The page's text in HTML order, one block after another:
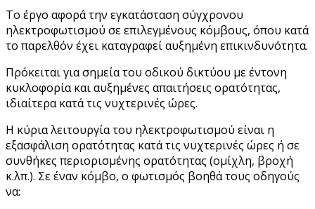
Το έργο αφορά την εγκατάσταση σύγχρονου
ηλεκτροφωτισμού σε επιλεγμένους κόμβους, όπου κατά
το παρελθόν έχει καταγραφεί αυξημένη επικινδυνότητα.
Πρόκειται για σημεία του οδικού δικτύου με έντονη
κυκλοφορία και αυξημένες απαιτήσεις ορατότητας,
ιδιαίτερα κατά τις νυχτερινές ώρες.
Η κύρια λειτουργία του ηλεκτροφωτισμού είναι η
εξασφάλιση ορατότητας κατά τις νυχτερινές ώρες ή σε
συνθήκες περιορισμένης ορατότητας (ομίχλη, βροχή
κ.λπ.). Σε έναν κόμβο, ο φωτισμός βοηθά τους οδηγούς
να: